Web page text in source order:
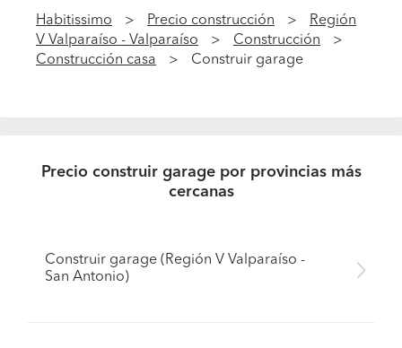
Habitissimo Precio construcción
Región
V Valparaíso - Valparaíso
Construcción
Construcción casa
Construir garage
Precio construir garage por provincias más
cercanas
Construir garage (Región V Valparaíso -
San Antonio)